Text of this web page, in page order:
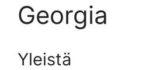
Georgia
Yleistä